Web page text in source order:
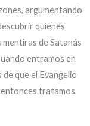
argumentando
quiénes
de Satanás
entramos en
que el Evangelio
tratamos